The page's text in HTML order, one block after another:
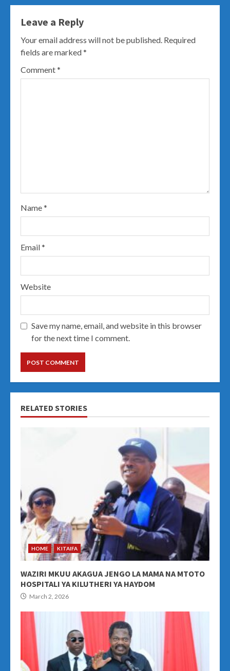
Leave a Reply
Your email address will not be published. Required
fields are marked*
Comment*
Name*
Email*
Website
Save my name, email, and website in this browser
for the next time I comment.
RELATED STORIES
HOME KITAIFA
WAZIRI MKUU AKAGUA JENGO LA MAMA NA MTOTO
HOSPITALI YA KILUTHERI YA HAYDOM
March 2, 2026